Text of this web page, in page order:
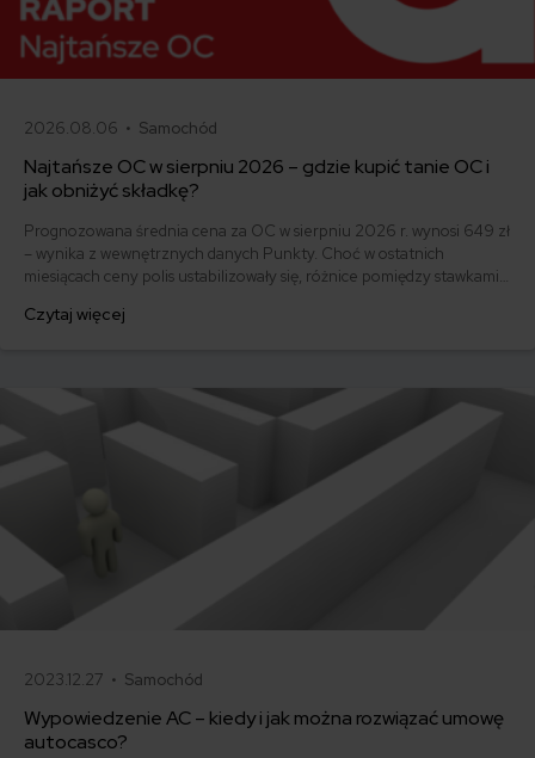
2026.08.06 • Samochód
Najtańsze OC w sierpniu 2026 – gdzie kupić tanie OC i
jak obniżyć składkę?
Prognozowana średnia cena za OC w sierpniu 2026 r. wynosi 649 zł
– wynika z wewnętrznych danych Punkty. Choć w ostatnich
miesiącach ceny polis ustabilizowały się, różnice pomiędzy stawkami
500 zł, inni – powyżej 1500 zł. Gdzie znaleźć najtańsze OC w Polsce
Czytaj więcej
2023.12.27 • Samochód
Wypowiedzenie AC – kiedy i jak można rozwiązać umowę
autocasco?